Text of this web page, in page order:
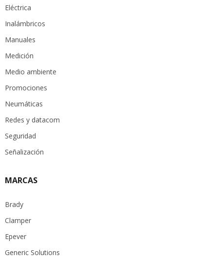
Eléctrica
Inalámbricos
Manuales
Medición
Medio ambiente
Promociones
Neumáticas
Redes y datacom
Seguridad
Señalización
MARCAS
Brady
Clamper
Epever
Generic Solutions